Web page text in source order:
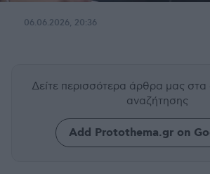
06.06.2026, 20:36
Δείτε περισσότερα άρθρα μας στα
αναζήτησης
Add Protothema.gr on